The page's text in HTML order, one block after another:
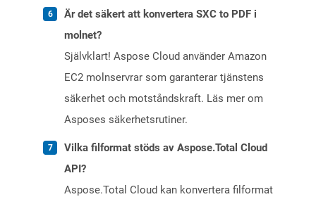
Är det säkert att konvertera SXC to PDF i
molnet?
Självklart! Aspose Cloud använder Amazon
EC2 molnservrar som garanterar tjänstens
säkerhet och motståndskraft. Läs mer om
Asposes säkerhetsrutiner.
Vilka filformat stöds av Aspose.Total Cloud
API?
Aspose.Total Cloud kan konvertera filformat